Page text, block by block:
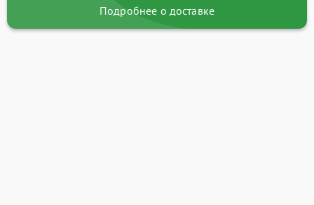
Подробнее о доставке